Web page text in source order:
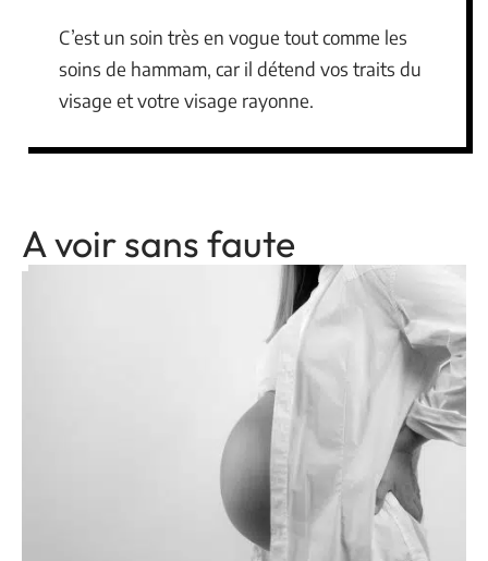
C’est un soin très en vogue tout comme les
soins de hammam, car il détend vos traits du
visage et votre visage rayonne.
A voir sans faute